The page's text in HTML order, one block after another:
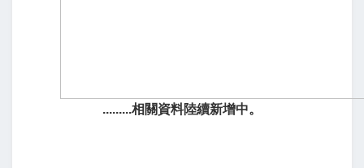
.........相關資料陸續新增中。